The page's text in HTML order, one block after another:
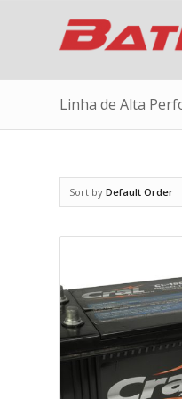
Linha de Alta
Sort by Default Order